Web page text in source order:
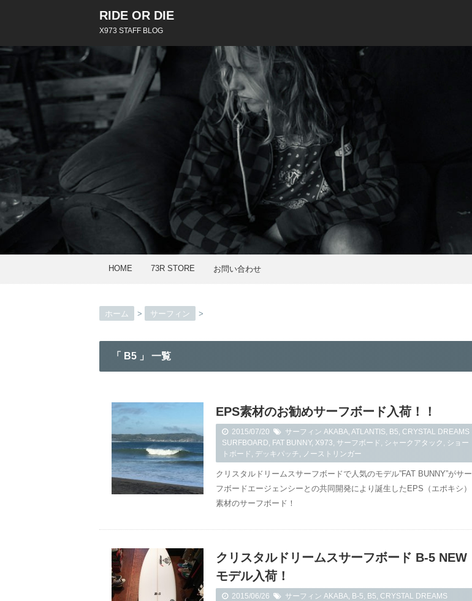
RIDE OR DIE
X973 STAFF BLOG
HOME 73R STORE お問い合わせ
ホーム > サーフィン >
「 B5 」 一覧
EPS素材のお勧めサーフボード入荷！！
2015/07/20 サーフィン AKABA,ATLANTIS,B5,CRYSTAL DREAMS
SURFBOARD,FAT BUNNY,X973,サーフボード,シャークアタック,ショー
トボード,デッキパッチ,ノーストリンガー
クリスタルドリームスサーフボードで人気のモデル”FAT BUNNY”がサー
フボードエージェンシーとの共同開発により誕生したEPS（エポキシ）
素材のサーフボード！
クリスタルドリームスサーフボード B-5 NEW
モデル入荷！
2015/06/26 サーフィン AKABA,B-5,B5,CRYSTAL DREAMS